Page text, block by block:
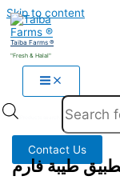
Skip to content
Taiba Farms ®
"Fresh & Halal"
Contact Us
طيبة فارم